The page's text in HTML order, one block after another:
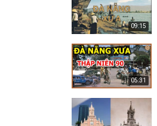
09:15
05:31